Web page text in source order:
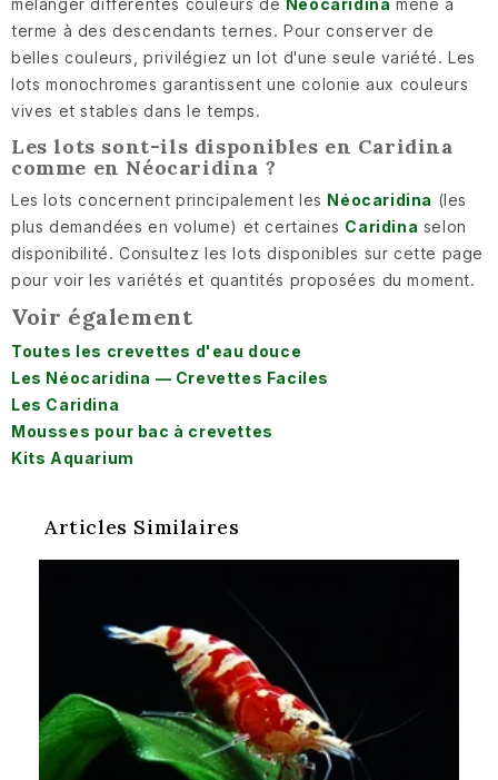
mélanger différentes couleurs de Néocaridina mène à
terme à des descendants ternes. Pour conserver de
belles couleurs, privilégiez un lot d'une seule variété. Les
lots monochromes garantissent une colonie aux couleurs
vives et stables dans le temps.
Les lots sont-ils disponibles en Caridina
comme en Néocaridina ?
Les lots concernent principalement les Néocaridina (les
plus demandées en volume) et certaines Caridina selon
disponibilité. Consultez les lots disponibles sur cette page
pour voir les variétés et quantités proposées du moment.
Voir également
Toutes les crevettes d'eau douce
Les Néocaridina — Crevettes Faciles
Les Caridina
Mousses pour bac à crevettes
Kits Aquarium
Articles Similaires